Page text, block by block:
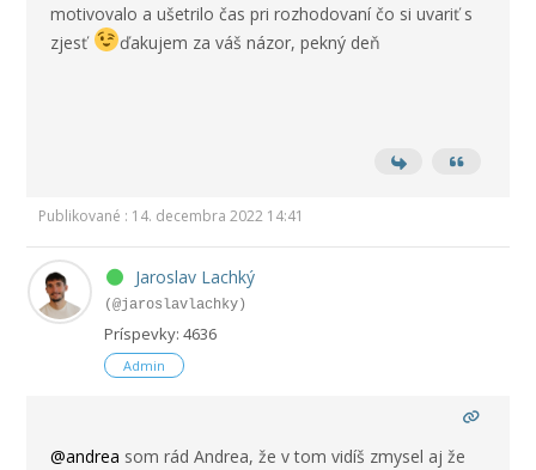
motivovalo a ušetrilo čas pri rozhodovaní čo si uvariť s
zjesť
ďakujem za váš názor, pekný deň
Publikované : 14. decembra 2022 14:41
Jaroslav Lachký
(@jaroslavlachky)
Príspevky: 4636
Admin
@andrea som rád Andrea, že v tom vidíš zmysel aj že